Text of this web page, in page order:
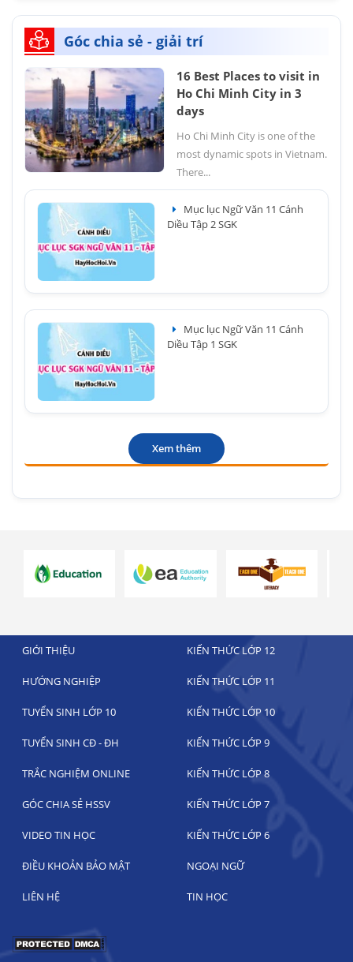
Góc chia sẻ - giải trí
16 Best Places to visit in
Ho Chi Minh City in 3
days
Ho Chi Minh City is one of the
most dynamic spots in Vietnam.
There...
Mục lục Ngữ Văn 11 Cánh
Diều Tập 2 SGK
Mục lục Ngữ Văn 11 Cánh
Diều Tập 1 SGK
Xem thêm
GIỚI THIỆU KIẾN THỨC LỚP 12
HƯỚNG NGHIỆP KIẾN THỨC LỚP 11
TUYỂN SINH LỚP 10 KIẾN THỨC LỚP 10
TUYỂN SINH CĐ - ĐH KIẾN THỨC LỚP 9
TRẮC NGHIỆM ONLINE KIẾN THỨC LỚP 8
GÓC CHIA SẺ HSSV KIẾN THỨC LỚP 7
VIDEO TIN HỌC KIẾN THỨC LỚP 6
ĐIỀU KHOẢN BẢO MẬT NGOẠI NGỮ
LIÊN HỆ TIN HỌC